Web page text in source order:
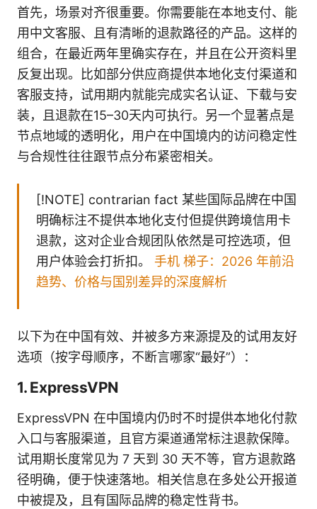
首先，场景对齐很重要。你需要能在本地支付、能
用中文客服、且有清晰的退款路径的产品。这样的
组合，在最近两年里确实存在，并且在公开资料里
反复出现。比如部分供应商提供本地化支付渠道和
客服支持，试用期内就能完成实名认证、下载与安
装，且退款在15–30天内可执行。另一个显著点是
节点地域的透明化，用户在中国境内的访问稳定性
与合规性往往跟节点分布紧密相关。
[!NOTE] contrarian fact 某些国际品牌在中国
明确标注不提供本地化支付但提供跨境信用卡
退款，这对企业合规团队依然是可控选项，但
用户体验会打折扣。 手机 梯子：2026 年前沿
趋势、价格与国别差异的深度解析
以下为在中国有效、并被多方来源提及的试用友好
选项（按字母顺序，不断言哪家“最好”）：
1. ExpressVPN
ExpressVPN 在中国境内仍时不时提供本地化付款
入口与客服渠道，且官方渠道通常标注退款保障。
试用期长度常见为 7 天到 30 天不等，官方退款路
径明确，便于快速落地。相关信息在多处公开报道
中被提及，且有国际品牌的稳定性背书。